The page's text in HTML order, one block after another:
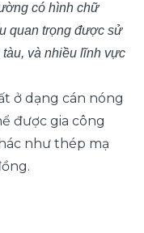
có hình chữ
quan trọng được sử
và nhiều lĩnh vực
ở dạng cán nóng
được gia công
như thép mạ